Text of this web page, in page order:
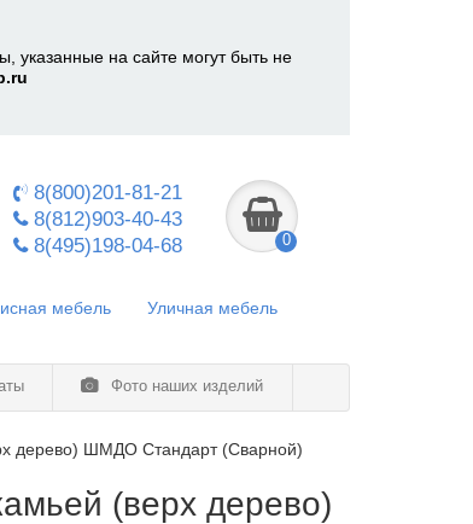
указанные на сайте могут быть не
8(800)201-81-21
8(812)903-40-43
8(495)198-04-68
0
мебель Уличная мебель
Фото наших изделий
дерево) ШМДО Стандарт (Сварной)
(верх дерево)